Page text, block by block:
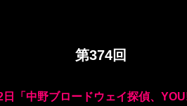
第374回
日「中野ブロードウェイ探偵、